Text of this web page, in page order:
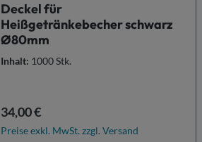
Deckel für
Heißgetränkebecher schwarz
Ø80mm
Inhalt: 1000 Stk.
Regulärer Preis:
34,00 €
Preise exkl. MwSt. zzgl. Versand